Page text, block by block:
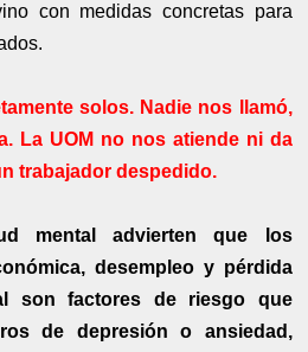
con medidas concretas para
solos. Nadie nos llamó,
La UOM no nos atiende ni da
trabajador despedido.
mental advierten que los
desempleo y pérdida
son factores de riesgo que
de depresión o ansiedad,